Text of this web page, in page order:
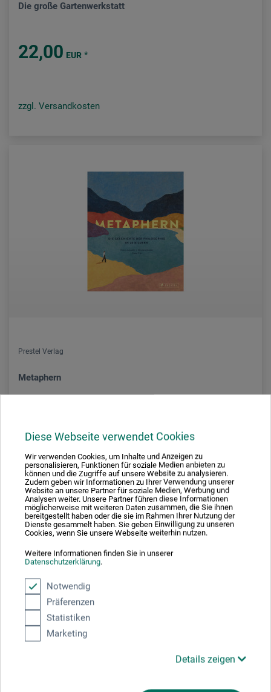
Diese Webseite verwendet Cookies
Wir verwenden Cookies, um Inhalte und Anzeigen zu
personalisieren, Funktionen für soziale Medien anbieten zu
können und die Zugriffe auf unsere Website zu analysieren.
Zudem geben wir Informationen zu Ihrer Verwendung unserer
Website an unsere Partner für soziale Medien, Werbung und
Analysen weiter. Unsere Partner führen diese Informationen
möglicherweise mit weiteren Daten zusammen, die Sie ihnen
bereitgestellt haben oder die sie im Rahmen Ihrer Nutzung der
Dienste gesammelt haben. Sie geben Einwilligung zu unseren
Cookies, wenn Sie unsere Webseite weiterhin nutzen.
Weitere Informationen finden Sie in unserer
Datenschutzerklärung.
Notwendig
Präferenzen
Statistiken
Marketing
Details zeigen
Die große Gartenwerkstatt
22,00 EUR *
zzgl. Versandkosten
Prestel Verlag
Metaphern
zzgl. Versandkosten